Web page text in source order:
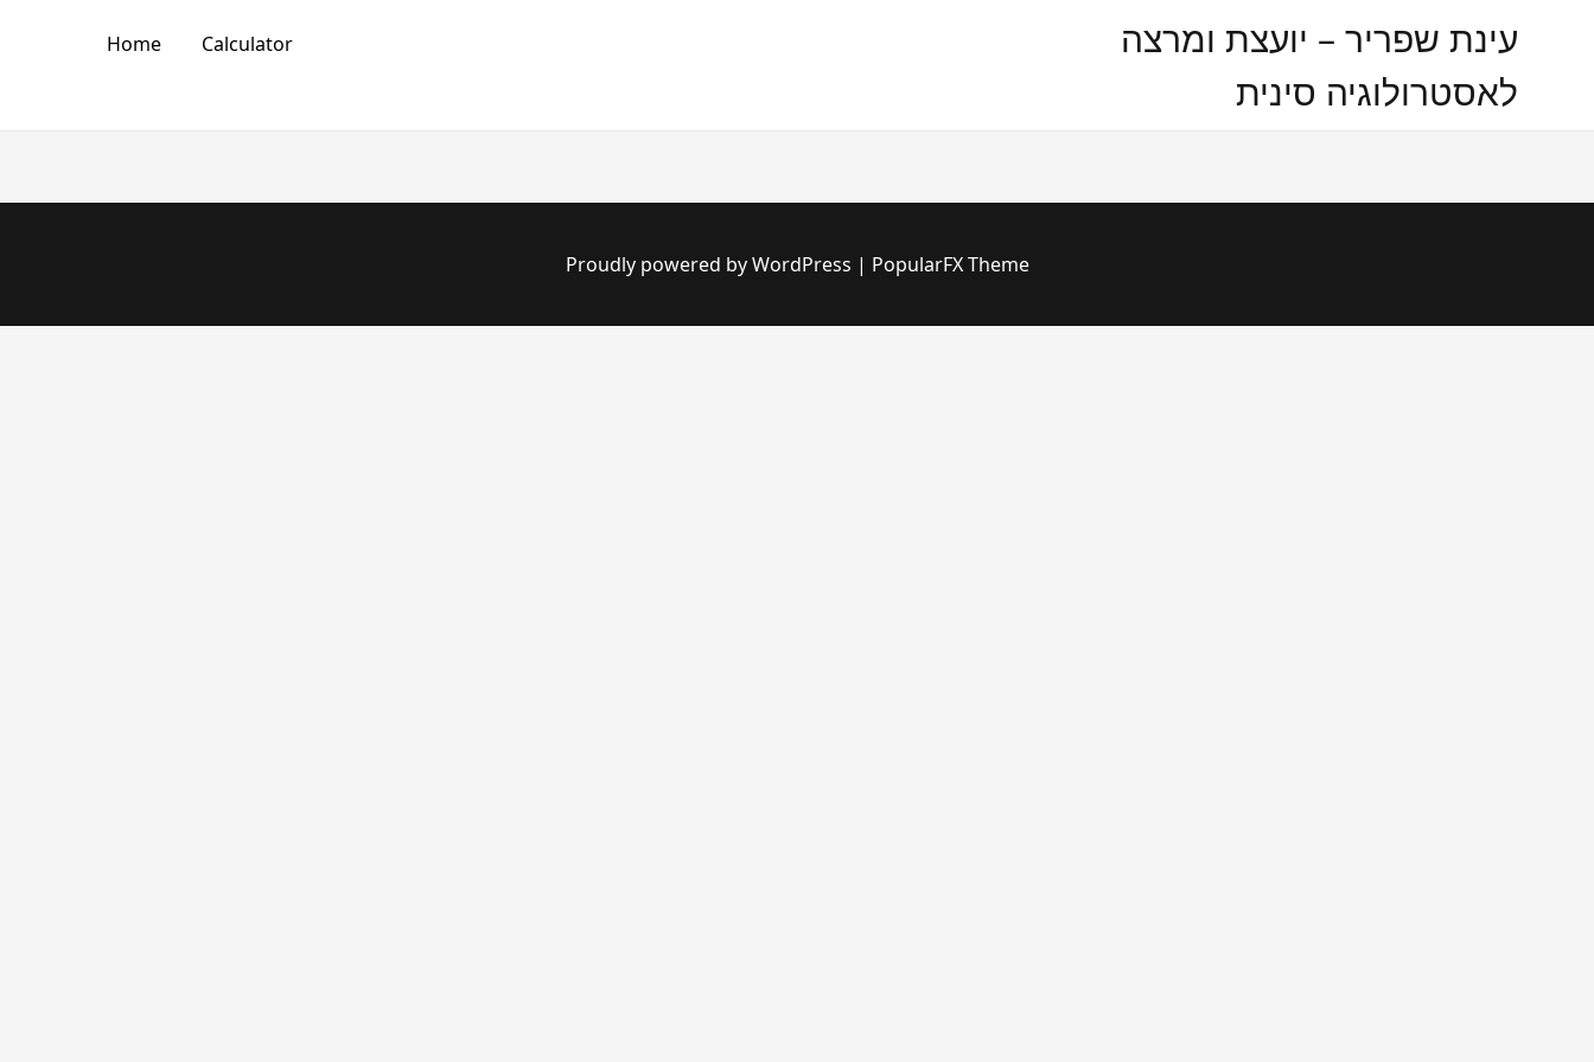
עינת שפריר – יועצת ומרצה
לאסטרולוגיה סינית
Calculator
Home
Proudly powered by WordPress | PopularFX Theme